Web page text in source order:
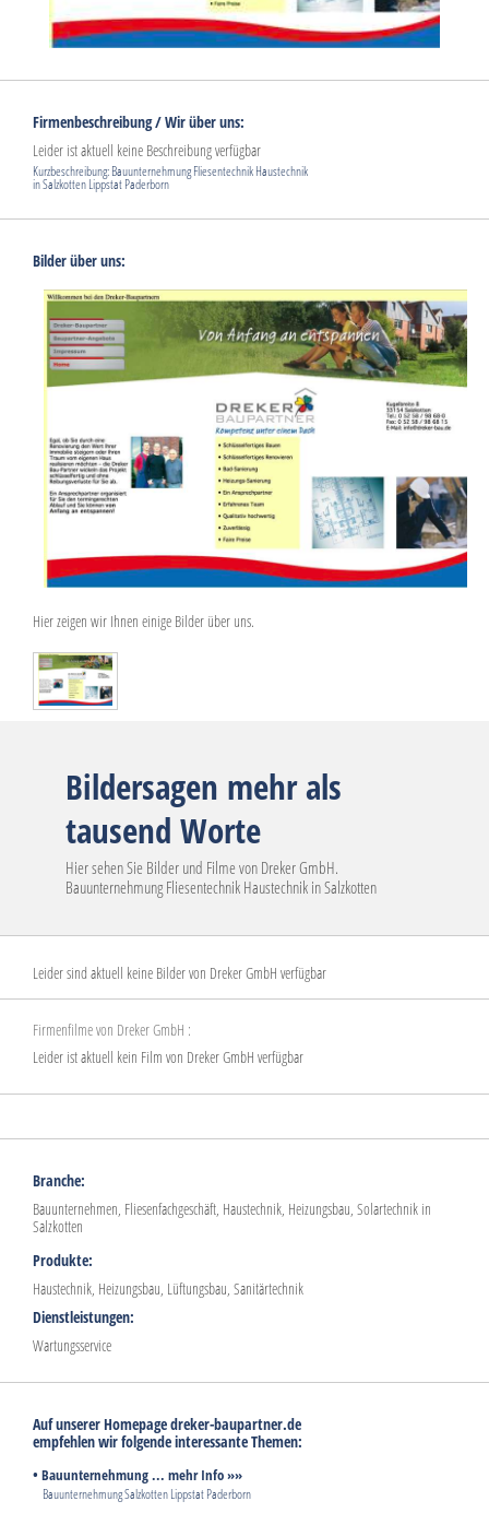
Firmenbeschreibung / Wir über uns:
Leider ist aktuell keine Beschreibung verfügbar
Kurzbeschreibung: Bauunternehmung Fliesentechnik Haustechnik
in Salzkotten Lippstat Paderborn
Bilder über uns:
Hier zeigen wir Ihnen einige Bilder über uns.
Bildersagen mehr als
tausend Worte
Hier sehen Sie Bilder und Filme von Dreker GmbH.
Bauunternehmung Fliesentechnik Haustechnik in Salzkotten
Leider sind aktuell keine Bilder von Dreker GmbH verfügbar
Firmenfilme von Dreker GmbH :
Leider ist aktuell kein Film von Dreker GmbH verfügbar
Branche:
Bauunternehmen, Fliesenfachgeschäft, Haustechnik, Heizungsbau, Solartechnik in
Salzkotten
Produkte:
Haustechnik, Heizungsbau, Lüftungsbau, Sanitärtechnik
Dienstleistungen:
Wartungsservice
Auf unserer Homepage dreker-baupartner.de
empfehlen wir folgende interessante Themen:
• Bauunternehmung ... mehr Info »»
Bauunternehmung Salzkotten Lippstat Paderborn